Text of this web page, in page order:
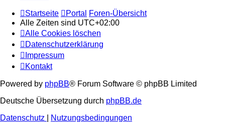
Startseite Portal
Foren-Übersicht
Alle Zeiten sind UTC+02:00
Alle Cookies löschen
Datenschutzerklärung
Impressum
Kontakt
Powered by phpBB® Forum Software © phpBB Limited
Deutsche Übersetzung durch phpBB.de
Datenschutz
Nutzungsbedingungen